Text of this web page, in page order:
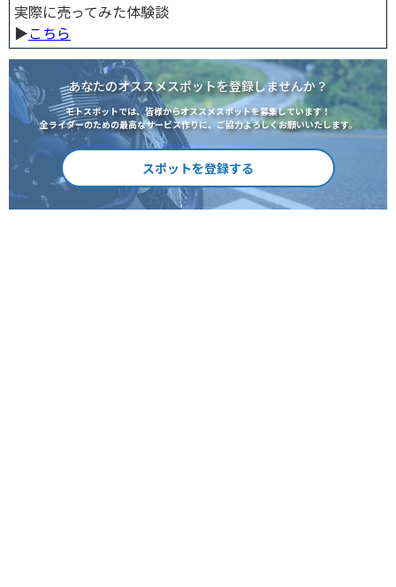
実際に売ってみた体験談
▶︎こちら
あなたのオススメスポットを登録しませんか？
モトスポットでは、皆様からオススメスポットを募集しています！
全ライダーのための最高なサービス作りに、ご協力よろしくお願いいたします。
スポットを登録する